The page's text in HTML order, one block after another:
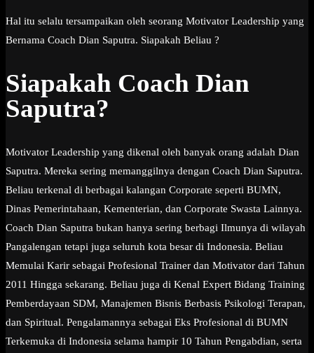
Hal itu selalu tersampaikan oleh seorang Motivator Leadership yang
Bernama Coach Dian Saputra. Siapakah Beliau ?
Siapakah Coach Dian
Saputra?
Motivator Leadership yang dikenal oleh banyak orang adalah Dian
Saputra. Mereka sering memanggilnya dengan Coach Dian Saputra.
Beliau terkenal di berbagai kalangan Corporate seperti BUMN,
Dinas Pemerintahaan, Kementerian, dan Corporate Swasta Lainnya.
Coach Dian Saputra bukan hanya sering berbagi Ilmunya di wilayah
Pangalengan tetapi juga seluruh kota besar di Indonesia. Beliau
Memulai Karir sebagai Profesional Trainer dan Motivator dari Tahun
2011 Hingga sekarang. Beliau juga di Kenal Expert Bidang Training
Pemberdayaan SDM, Manajemen Bisnis Berbasis Psikologi Terapan,
dan Spiritual. Pengalamannya sebagai Eks Profesional di BUMN
Terkemuka di Indonesia selama hampir 10 Tahun Pengabdian, serta